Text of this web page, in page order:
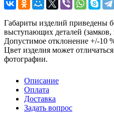
Габариты изделий приведены
выступающих деталей (замков,
Допустимое отклонение +/-10
Цвет изделия может
фотографии.
Описание
Оплата
Доставка
Задать вопрос